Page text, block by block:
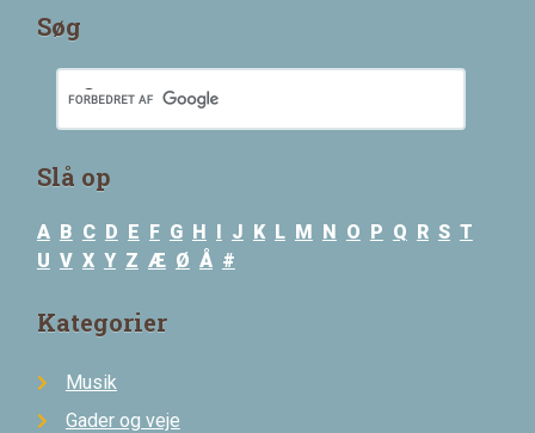
Søg
Slå op
A B C D E F G H I J K L M N O P Q R S T
U V X Y Z Æ Ø Å #
Kategorier
Musik
Gader og veje